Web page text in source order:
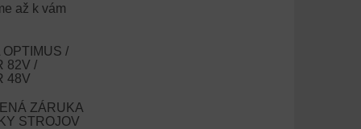
až k vám
/
82V /
48V
ZÁRUKA
STROJOV